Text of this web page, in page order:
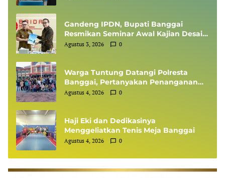
Gandeng IPDN, Bupati Banggai
Resmikan Seminar Awal Kajian Desain
Besar Wilayah
Agustus 3, 2026 0
Warga Tuntung Datangi Polresta
Banggai, Pertanyakan Penanganan
Perkara Dugaan Tipikor APBDes
Agustus 4, 2026 0
Haji Eki dan Dedikasinya
Menggeliatkan Tenis Meja Banggai
Agustus 4, 2026 0